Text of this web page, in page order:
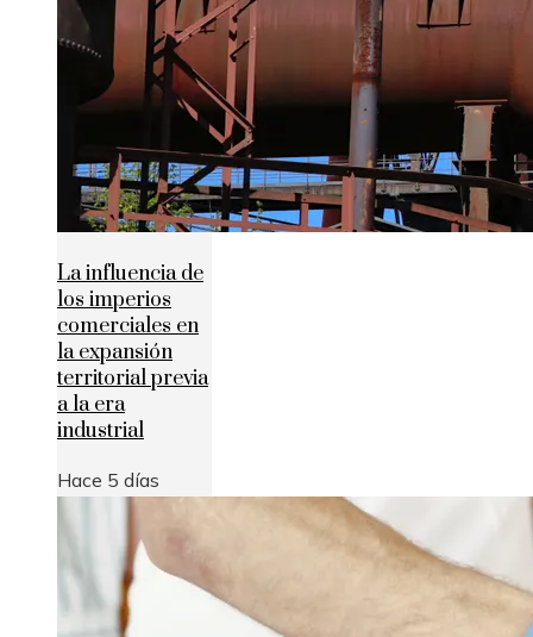
La influencia de
los imperios
comerciales en
la expansión
territorial previa
a la era
industrial
Hace 5 días